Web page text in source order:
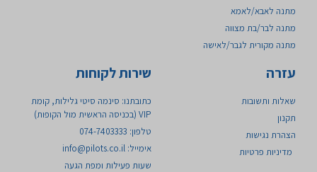
מתנה לאבא/לאמא
מתנה לבר/בת מצווה
מתנה מקורית לגבר/לאישה
עזרה
שאלות ותשובות
תקנון
הצהרת נגישות
מדיניות פרטיות
שירות לקוחות
כתובתנו: סינמה סיטי גלילות, קומת
VIP (בכניסה הראשית מול הקופות)
טלפון: 074-7403333
אימייל: info@pilots.co.il
שעות פעילות ומפת הגעה